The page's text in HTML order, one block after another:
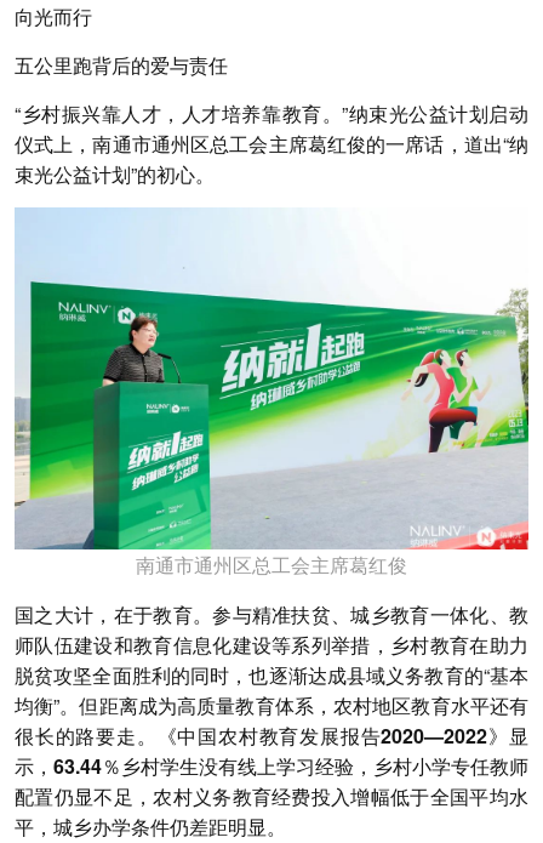
向光而行
五公里跑背后的爱与责任
“乡村振兴靠人才，人才培养靠教育。”纳束光公益计划启动
仪式上，南通市通州区总工会主席葛红俊的一席话，道出“纳
束光公益计划”的初心。
南通市通州区总工会主席葛红俊
国之大计，在于教育。参与精准扶贫、城乡教育一体化、教
师队伍建设和教育信息化建设等系列举措，乡村教育在助力
脱贫攻坚全面胜利的同时，也逐渐达成县域义务教育的“基本
均衡”。但距离成为高质量教育体系，农村地区教育水平还有
很长的路要走。
《中国农村教育发展报告2020—2022》显
示，63.44％乡村学生没有线上学习经验，乡村小学专任教师
配置仍显不足，农村义务教育经费投入增幅低于全国平均水
平，城乡办学条件仍差距明显。